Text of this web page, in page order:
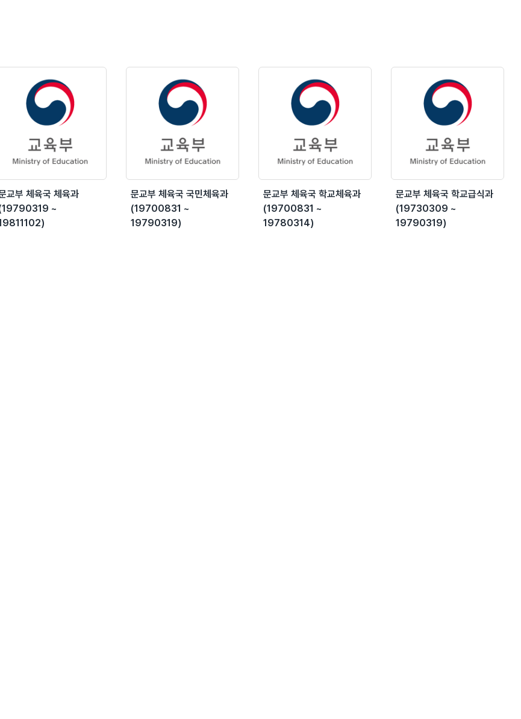
교부 체육국 체육과
~
문교부 체육국 국민체육과
(19700831 ~
19790319)
문교부 체육국 학교체육과
(19700831 ~
19780314)
문교부 체육국 학교급식과
(19730309 ~
19790319)